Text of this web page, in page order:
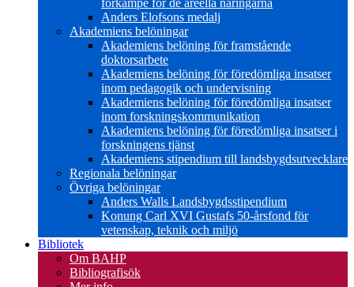
förkämpe för de areella näringarna
Anders Elofsons medalj
Akademiens belöningar
Akademiens belöning för framstående
doktorsarbete
Akademiens belöning för föredömliga insatser
inom pedagogik och undervisning
Akademiens belöning för föredömliga insatser
inom forskningskommunikation
Akademiens belöning för föredömliga insatser i
forskningens tjänst
Akademiens stipendium till landsbygdsutvecklare
Regionala belöningar
Övriga belöningar
Anders Walls Landsbygdsstipendium
Konung Carl XVI Gustafs 50-årsfond för
vetenskap, teknik och miljö
Bibliotek
Om BAHP
Bibliografisök